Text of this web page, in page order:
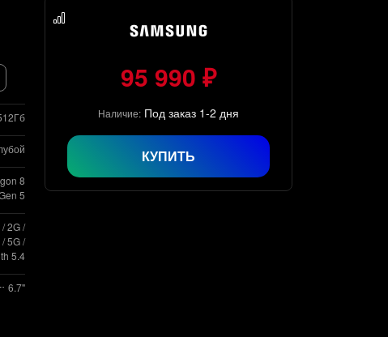
8
5
2G /
5G /
5.4
6.7"
95 990 ₽
Наличие: Под заказ 1-2 дня
КУПИТЬ